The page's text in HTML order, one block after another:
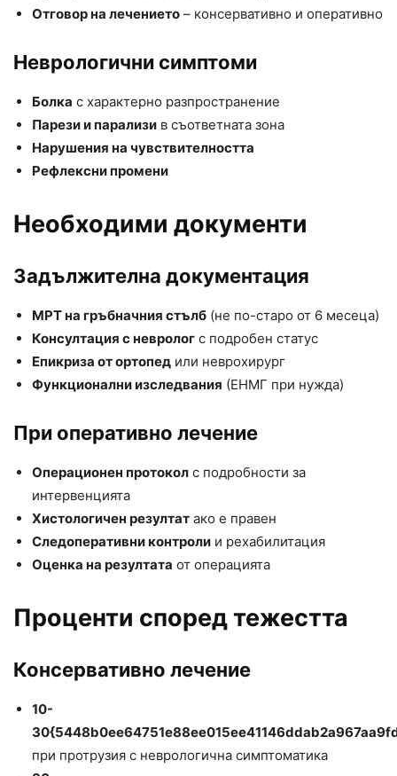
Отговор на лечението – консервативно и оперативно
Неврологични симптоми
Болка с характерно разпространение
Парези и парализи в съответната зона
Нарушения на чувствителността
Рефлексни промени
Необходими документи
Задължителна документация
МРТ на гръбначния стълб (не по-старо от 6 месеца)
Консултация с невролог с подробен статус
Епикриза от ортопед или неврохирург
Функционални изследвания (ЕНМГ при нужда)
При оперативно лечение
Операционен протокол с подробности за
интервенцията
Хистологичен резултат ако е правен
Следоперативни контроли и рехабилитация
Оценка на резултата от операцията
Проценти според тежестта
Консервативно лечение
10-
при протрузия с неврологична симптоматика